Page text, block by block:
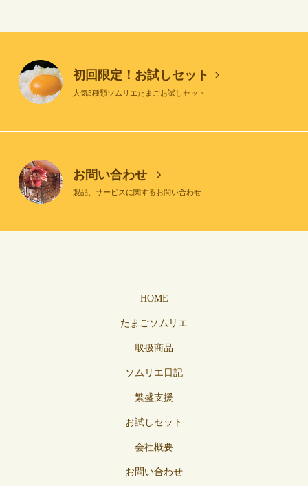
初回限定！お試しセット
人気5種類ソムリエたまごお試しセット
お問い合わせ
製品、サービスに関するお問い合わせ
HOME
たまごソムリエ
取扱商品
ソムリエ日記
繁盛支援
お試しセット
会社概要
お問い合わせ